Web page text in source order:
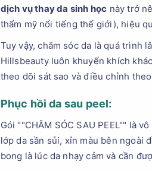
dịch vụ thay da sinh học này trở
thẩm mỹ nổi tiếng thế giới), hiệu
Tuy vậy, chăm sóc da là quá trình
Hillsbeauty luôn khuyến khích
theo dõi sát sao và điều chỉnh
Phục hồi da sau peel:
Gói ""CHĂM SÓC SAU PEEL"" là
lớp da sần sủi, xỉn màu bên ngoài
bong là lúc da nhạy cảm và cần